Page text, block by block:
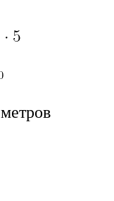
метров